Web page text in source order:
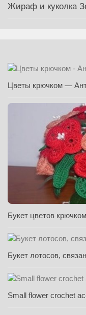
Жираф и куколка
Цветы крючком —
Букет цветов
Букет лотосов,
Small flower crochet